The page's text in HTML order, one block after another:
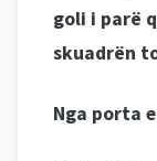
goli i parë
skuadrën
Nga porta